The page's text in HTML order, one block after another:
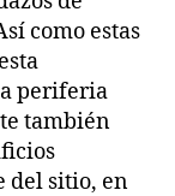
como estas
periferia
también
del sitio, en